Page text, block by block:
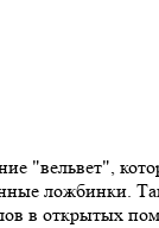
"вельвет",
ложбинки.
в открытых